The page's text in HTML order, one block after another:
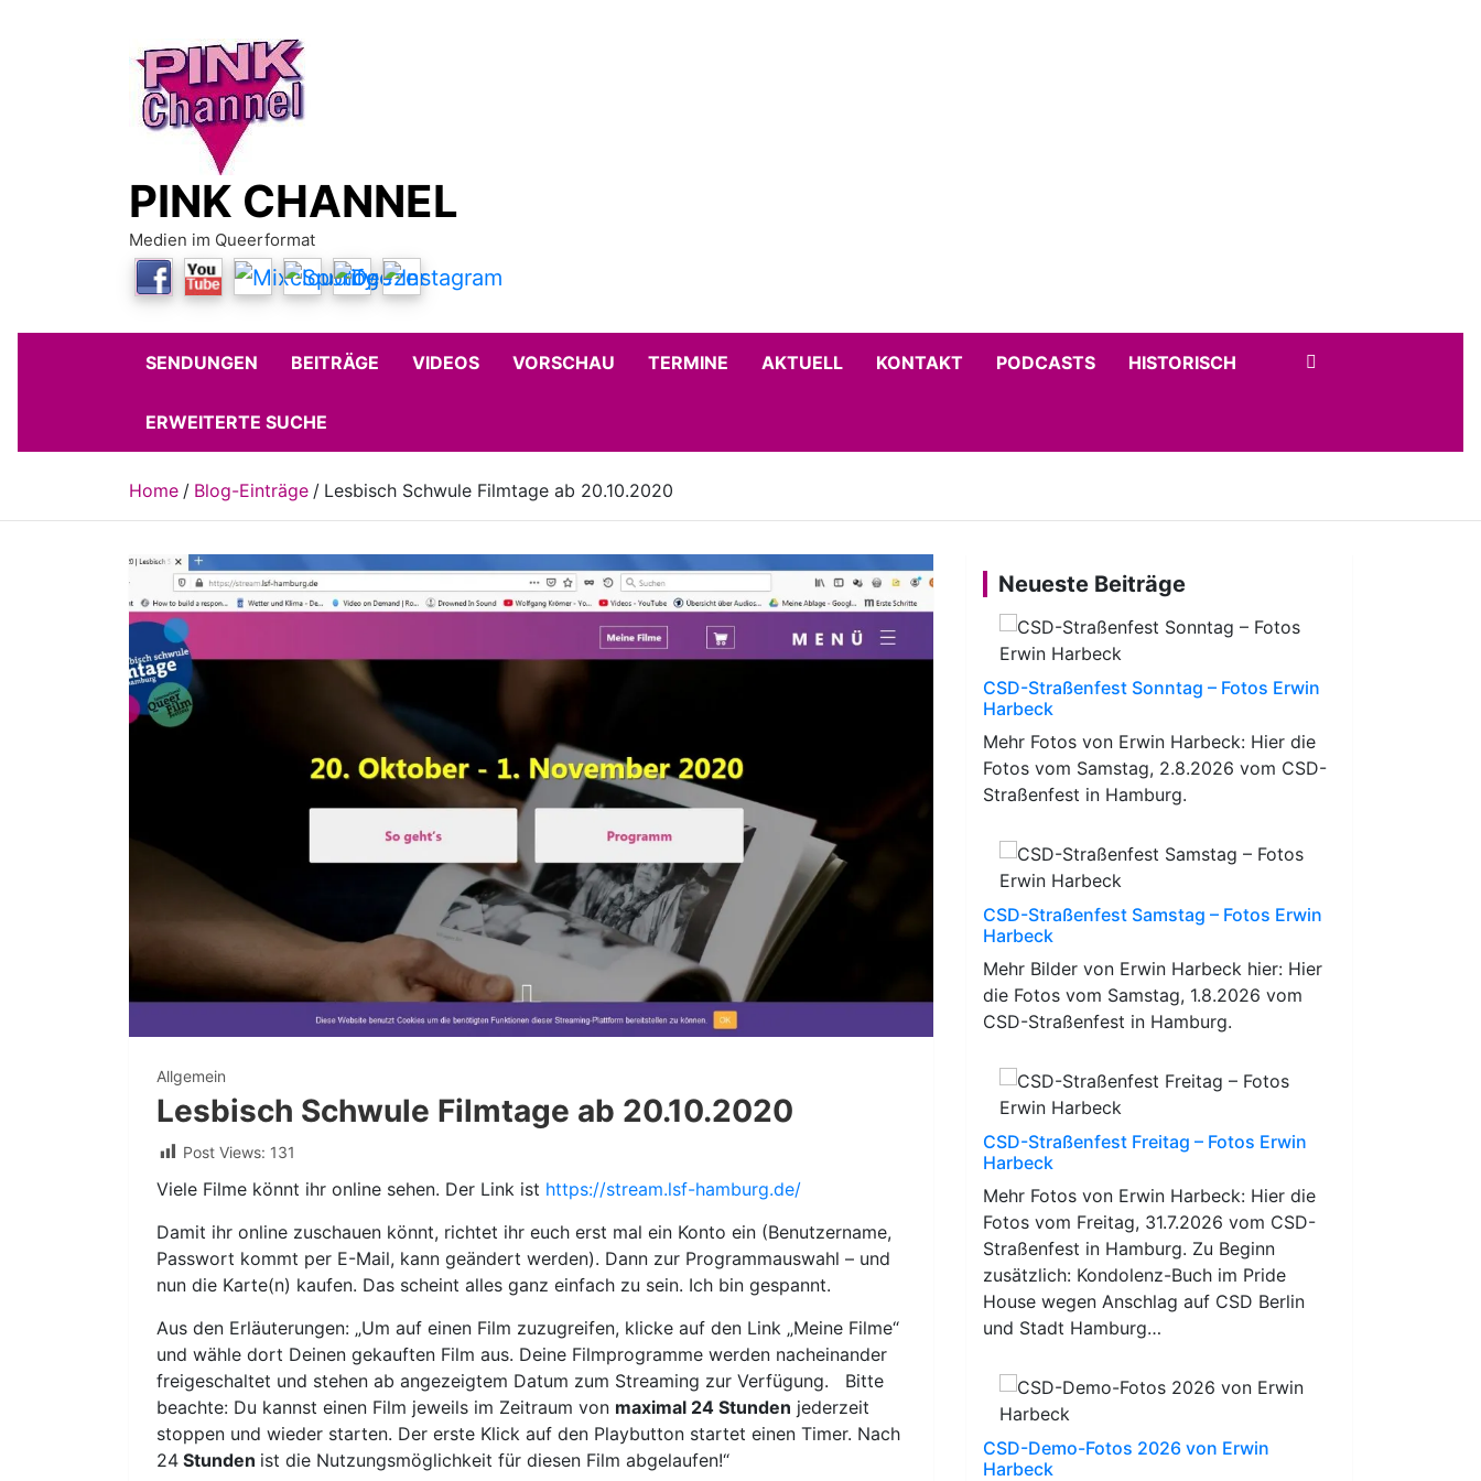
PINK CHANNEL
Medien im Queerformat
SENDUNGEN BEITRÄGE VIDEOS VORSCHAU TERMINE AKTUELL KONTAKT PODCASTS HISTORISCH
ERWEITERTE SUCHE
Home Blog-Einträge Lesbisch Schwule Filmtage ab 20.10.2020
Allgemein
Lesbisch Schwule Filmtage ab 20.10.2020
Post Views: 131
Viele Filme könnt ihr online sehen. Der Link ist https://stream.lsf-hamburg.de/
Damit ihr online zuschauen könnt, richtet ihr euch erst mal ein Konto ein (Benutzername,
Passwort kommt per E-Mail, kann geändert werden). Dann zur Programmauswahl – und
nun die Karte(n) kaufen. Das scheint alles ganz einfach zu sein. Ich bin gespannt.
Aus den Erläuterungen: „Um auf einen Film zuzugreifen, klicke auf den Link „Meine Filme“
und wähle dort Deinen gekauften Film aus. Deine Filmprogramme werden nacheinander
freigeschaltet und stehen ab angezeigtem Datum zum Streaming zur Verfügung. Bitte
beachte: Du kannst einen Film jeweils im Zeitraum von maximal 24 Stunden jederzeit
stoppen und wieder starten. Der erste Klick auf den Playbutton startet einen Timer. Nach
24 Stunden ist die Nutzungsmöglichkeit für diesen Film abgelaufen!“
Neueste Beiträge
CSD-Straßenfest Sonntag – Fotos Erwin
Harbeck
Mehr Fotos von Erwin Harbeck: Hier die
Fotos vom Samstag, 2.8.2026 vom CSD-
Straßenfest in Hamburg.
CSD-Straßenfest Samstag – Fotos Erwin
Harbeck
Mehr Bilder von Erwin Harbeck hier: Hier
die Fotos vom Samstag, 1.8.2026 vom
CSD-Straßenfest in Hamburg.
CSD-Straßenfest Freitag – Fotos Erwin
Harbeck
Mehr Fotos von Erwin Harbeck: Hier die
Fotos vom Freitag, 31.7.2026 vom CSD-
Straßenfest in Hamburg. Zu Beginn
zusätzlich: Kondolenz-Buch im Pride
House wegen Anschlag auf CSD Berlin
und Stadt Hamburg…
CSD-Demo-Fotos 2026 von Erwin
Harbeck